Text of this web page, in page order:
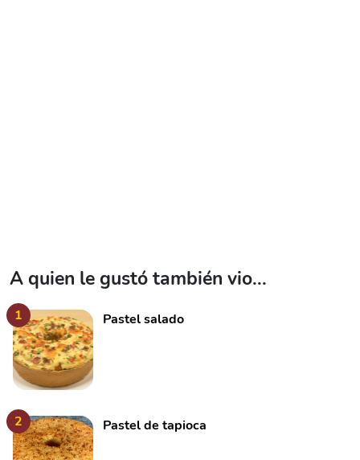
A quien le gustó también vio...
1 Pastel salado
2 Pastel de tapioca